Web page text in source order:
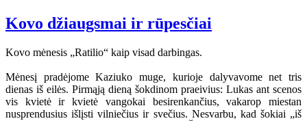
Kovo džiaugsmai ir rūpesčiai
Kovo mėnesis „Ratilio“ kaip visad darbingas.
Mėnesį pradėjome Kaziuko muge, kurioje dalyvavome net tris
dienas iš eilės. Pirmąją dieną šokdinom praeivius: Lukas ant scenos
vis kvietė ir kvietė vangokai besirenkančius, vakarop miestan
nusprendusius išlįsti vilniečius ir svečius. Nesvarbu, kad šokiai „iš